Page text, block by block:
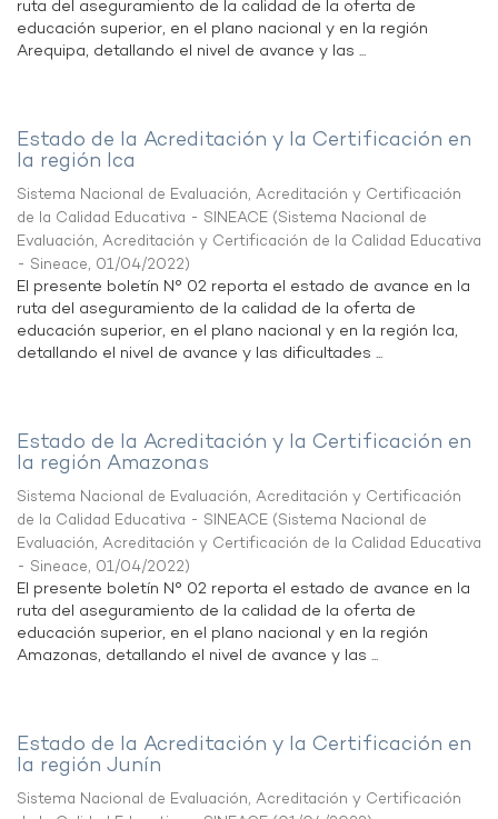
ruta del aseguramiento de la calidad de la oferta de
educación superior, en el plano nacional y en la región
Arequipa, detallando el nivel de avance y las ...
Estado de la Acreditación y la Certificación en
la región Ica
Sistema Nacional de Evaluación, Acreditación y Certificación
de la Calidad Educativa - SINEACE (Sistema Nacional de
Evaluación, Acreditación y Certificación de la Calidad Educativa
- Sineace, 01/04/2022)
El presente boletín N° 02 reporta el estado de avance en la
ruta del aseguramiento de la calidad de la oferta de
educación superior, en el plano nacional y en la región Ica,
detallando el nivel de avance y las dificultades ...
Estado de la Acreditación y la Certificación en
la región Amazonas
Sistema Nacional de Evaluación, Acreditación y Certificación
de la Calidad Educativa - SINEACE (Sistema Nacional de
Evaluación, Acreditación y Certificación de la Calidad Educativa
- Sineace, 01/04/2022)
El presente boletín N° 02 reporta el estado de avance en la
ruta del aseguramiento de la calidad de la oferta de
educación superior, en el plano nacional y en la región
Amazonas, detallando el nivel de avance y las ...
Estado de la Acreditación y la Certificación en
la región Junín
Sistema Nacional de Evaluación, Acreditación y Certificación